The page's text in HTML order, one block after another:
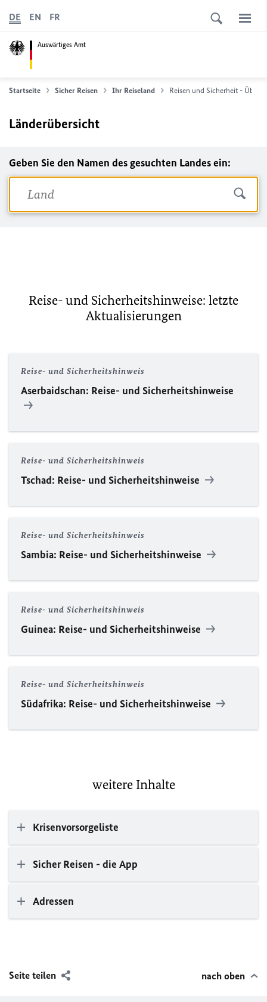
Auswärtiges Amt
DE EN FR
Startseite Sicher Reisen Ihr Reiseland Reisen und Sicherheit -
Länderübersicht
Geben Sie den Namen des gesuchten Landes ein:
Reise- und Sicherheitshinweise: letzte
Aktualisierungen
Reise- und Sicherheitshinweis
Aserbaidschan: Reise- und Sicherheitshinweise
Reise- und Sicherheitshinweis
Tschad: Reise- und Sicherheitshinweise
Reise- und Sicherheitshinweis
Sambia: Reise- und Sicherheitshinweise
Reise- und Sicherheitshinweis
Guinea: Reise- und Sicherheitshinweise
Reise- und Sicherheitshinweis
Südafrika: Reise- und Sicherheitshinweise
weitere Inhalte
Krisenvorsorgeliste
Sicher Reisen - die App
Adressen
Seite teilen nach oben